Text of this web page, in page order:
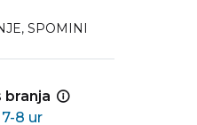
, SPOMINI
branja
7-8 ur